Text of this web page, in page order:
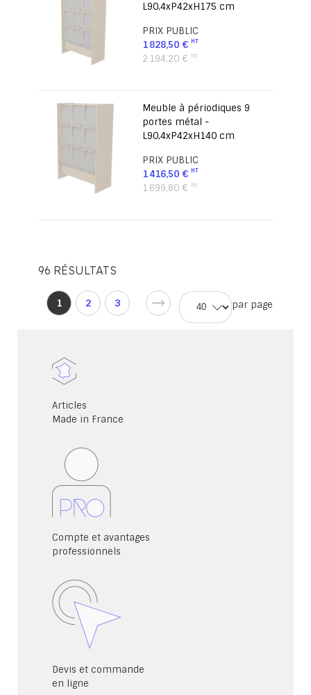
L90,4xP42xH175 cm
PRIX PUBLIC
1 828,50 €
2 194,20 €
Meuble à périodiques 9
portes métal -
L90,4xP42xH140 cm
PRIX PUBLIC
1 416,50 €
1 699,80 €
96 RÉSULTATS
d'accueil
Vous
lisez
page
1
Page
2
Page
3 par page
Articles
Made in France
Compte et avantages
professionnels
Devis et commande
en ligne